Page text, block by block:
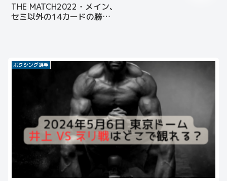
THE MATCH2022・メイン、
セミ以外の14カードの勝敗
ボクシング選手